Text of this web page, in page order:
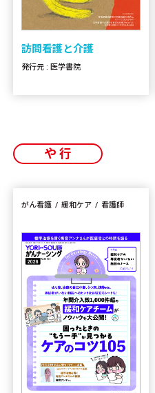
訪問看護と介護
発行元 : 医学書院
や行
がん看護 緩和ケア 看護師